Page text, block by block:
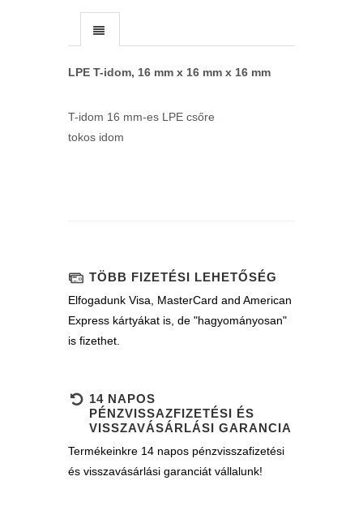
LPE T-idom, 16 mm x 16 mm x 16 mm
T-idom 16 mm-es LPE csőre
tokos idom
TÖBB FIZETÉSI LEHETŐSÉG
Elfogadunk Visa, MasterCard and American
Express kártyákat is, de "hagyományosan"
is fizethet.
14 NAPOS
PÉNZVISSAZFIZETÉSI ÉS
VISSZAVÁSÁRLÁSI GARANCIA
Termékeinkre 14 napos pénzvisszafizetési
és visszavásárlási garanciát vállalunk!